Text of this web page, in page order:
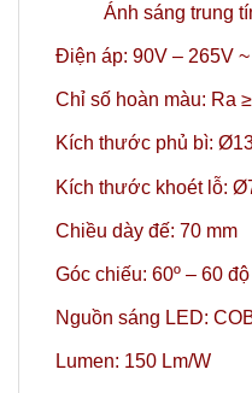
Ánh sáng trung
Điện áp: 90V – 265V
Chỉ số hoàn màu: Ra
Kích thước phủ bì:
Kích thước khoét lỗ:
Chiều dày đế: 70 mm
Góc chiếu: 60º – 60 độ
Nguồn sáng LED:
Lumen: 150 Lm/W